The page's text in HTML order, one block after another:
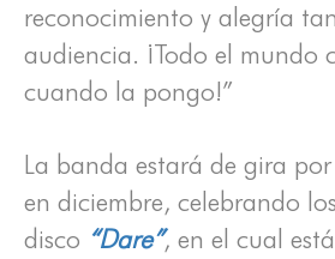
reconocimiento y alegría
audiencia. ¡Todo el mundo
cuando la pongo!”
La banda estará de gira
en diciembre, celebrando
disco “Dare”, en el cual está